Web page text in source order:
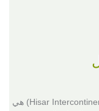
إن مستشفى حصار انتركونتيننتال (Hisar Intercontinental Hospital) هي